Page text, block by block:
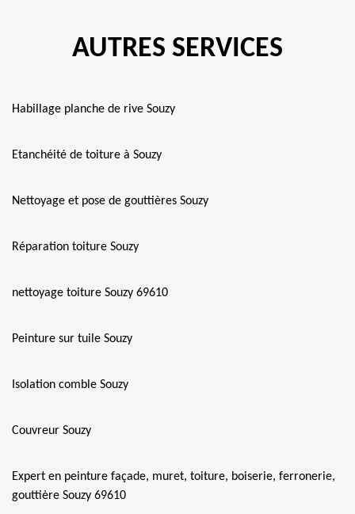
AUTRES SERVICES
Habillage planche de rive Souzy
Etanchéité de toiture à Souzy
Nettoyage et pose de gouttières Souzy
Réparation toiture Souzy
nettoyage toiture Souzy 69610
Peinture sur tuile Souzy
Isolation comble Souzy
Couvreur Souzy
Expert en peinture façade, muret, toiture, boiserie, ferronerie,
gouttière Souzy 69610